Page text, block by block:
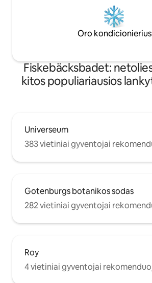
Oro kondicionierius
Fiskebäcksbadet:
kitos populiariausios
Universeum
383 vietiniai gyventojai
Gotenburgs botanikos sodas
282 vietiniai gyventojai
Roy
4 vietiniai gyventojai